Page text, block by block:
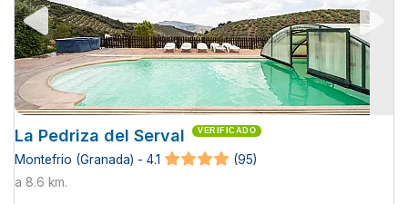
La Pedriza del Serval VERIFICADO
Montefrio (Granada) - 4.1
(95)
a 8.6 km.